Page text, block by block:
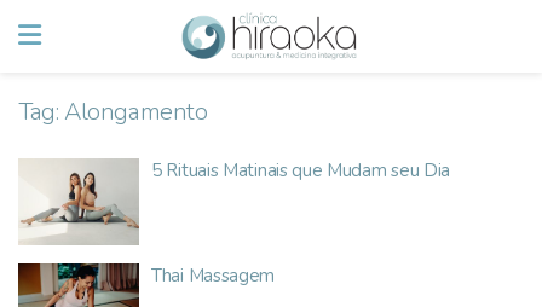
Tag: Alongamento
5 Rituais Matinais que Mudam seu Dia
Thai Massagem